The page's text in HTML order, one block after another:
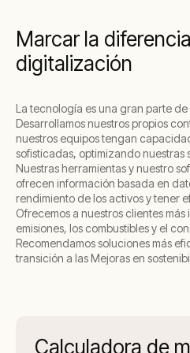
clientes. Convertir en
la máxima eficiencia, con
optimicen la capacidad de
Marcar la
digitalización
La tecnología es una gran parte
Desarrollamos nuestros propios
nuestros equipos tengan
sofisticadas, optimizando nuestras
Nuestras herramientas y nuestro
ofrecen información basada en
rendimiento de los activos y tener
Ofrecemos a nuestros clientes
emisiones, los combustibles y el
Recomendamos soluciones más
transición a las Mejoras en
Calculadora de